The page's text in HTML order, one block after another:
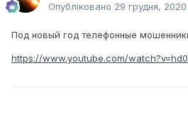
Опубліковано 29 грудня, 2020
Под новый год телефонные
https://www.youtube.com/